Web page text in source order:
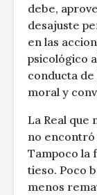
debe,
desajuste
en las
psicológico
conducta
moral y
La Real que
no encontró
Tampoco la
tieso. Poco
menos